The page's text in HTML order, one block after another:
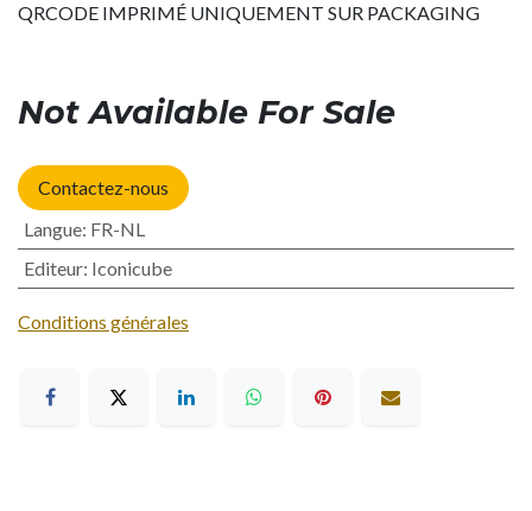
QRCODE IMPRIMÉ UNIQUEMENT SUR PACKAGING
Not Available For Sale
Contactez-nous
Langue: FR-NL
Editeur: Iconicube
Conditions générales